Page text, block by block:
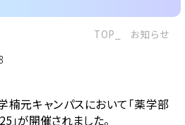
TOP
お知らせ
元キャンパスにおいて「薬学部
が開催されました。